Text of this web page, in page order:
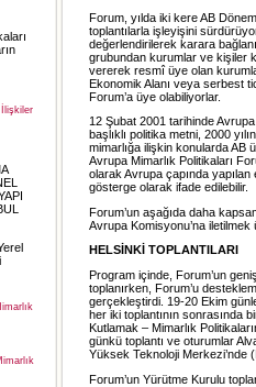
İlişkiler
Forum, yılda iki kere AB
toplantılarla işleyişini
değerlendirilerek karara
grubundan kurumlar ve kişiler
vererek resmî üye olan
Ekonomik Alanı veya serbest
Forum’a üye olabiliyorlar.
12 Şubat 2001 tarihinde
başlıklı politika metni, 2000
mimarlığa ilişkin konularda AB
Avrupa Mimarlık Politikaları
olarak Avrupa çapında
gösterge olarak ifade edilebilir.
Forum’un aşağıda daha
Avrupa Komisyonu’na
HELSİNKİ TOPLANTILARI
Program içinde, Forum’un
toplanırken, Forum’u
gerçekleştirdi. 19-20 Ekim
her iki toplantının sonrasında
Kutlamak – Mimarlık
günkü toplantı ve oturumlar
Yüksek Teknoloji Merkezi’nde
Forum’un Yürütme Kurulu